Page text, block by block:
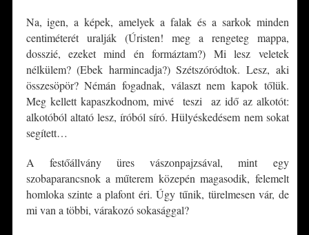
Na, igen, a képek, amelyek a falak és a sarkok minden
centiméterét uralják (Úristen! meg a rengeteg mappa,
dosszié, ezeket mind én formáztam?) Mi lesz veletek
nélkülem? (Ebek harmincadja?) Szétszóródtok. Lesz, aki
összesöpör? Némán fogadnak, választ nem kapok tőlük.
Meg kellett kapaszkodnom, mivé teszi az idő az alkotót:
alkotóból altató lesz, íróból síró. Hülyéskedésem nem sokat
segített…
A festőállvány üres vászonpajzsával, mint egy
szobaparancsnok a műterem közepén magasodik, felemelt
homloka szinte a plafont éri. Úgy tűnik, türelmesen vár, de
mi van a többi, várakozó sokasággal?